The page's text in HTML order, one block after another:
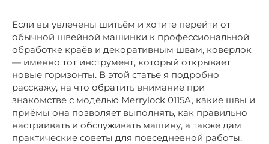
Если вы увлечены шитьём и хотите перейти от
обычной швейной машинки к профессиональной
обработке краёв и декоративным швам, коверлок
— именно тот инструмент, который открывает
новые горизонты. В этой статье я подробно
расскажу, на что обратить внимание при
знакомстве с моделью Merrylock 0115A, какие швы и
приёмы она позволяет выполнять, как правильно
настраивать и обслуживать машину, а также дам
практические советы для повседневной работы.